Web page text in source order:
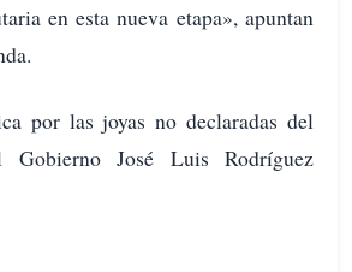
en esta nueva etapa», apuntan
por las joyas no declaradas del
Gobierno José Luis Rodríguez